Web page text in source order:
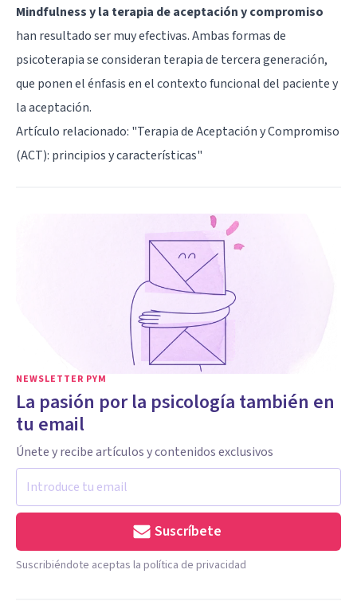
Mindfulness y la terapia de aceptación y compromiso
han resultado ser muy efectivas. Ambas formas de
psicoterapia se consideran terapia de tercera generación,
que ponen el énfasis en el contexto funcional del paciente y
la aceptación.
Artículo relacionado: "Terapia de Aceptación y Compromiso
(ACT): principios y características"
NEWSLETTER PYM
La pasión por la psicología también en
tu email
Únete y recibe artículos y contenidos exclusivos
Suscríbete
Suscribiéndote aceptas la política de privacidad